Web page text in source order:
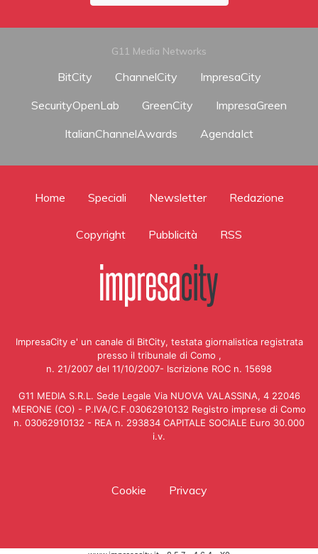
G11 Media Networks
BitCity ChannelCity
ImpresaCity
SecurityOpenLab
GreenCity
ImpresaGreen
ItalianChannelAwards
AgendaIct
Home Speciali Newsletter Redazione
Copyright Pubblicità RSS
ImpresaCity e' un canale di BitCity, testata giornalistica registrata
presso il tribunale di Como ,
n. 21/2007 del 11/10/2007- Iscrizione ROC n. 15698
G11 MEDIA S.R.L. Sede Legale Via NUOVA VALASSINA, 4 22046
MERONE (CO) - P.IVA/C.F.03062910132 Registro imprese di Como
n. 03062910132 - REA n. 293834 CAPITALE SOCIALE Euro 30.000
i.v.
Cookie Privacy